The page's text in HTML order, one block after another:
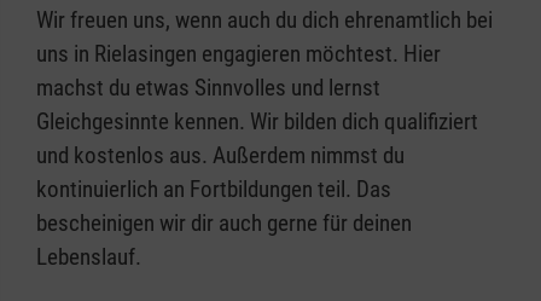
Wir freuen uns, wenn auch du dich ehrenamtlich bei
uns in Rielasingen engagieren möchtest. Hier
machst du etwas Sinnvolles und lernst
Gleichgesinnte kennen. Wir bilden dich qualifiziert
und kostenlos aus. Außerdem nimmst du
kontinuierlich an Fortbildungen teil. Das
bescheinigen wir dir auch gerne für deinen
Lebenslauf.